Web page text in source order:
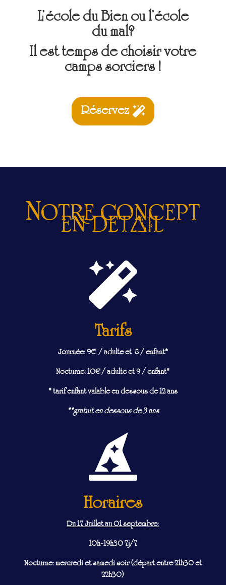
L’école du Bien ou l’école
dumal?
Il est temps de choisir votre
camps sorciers !
Réservez
Notre concept
en detail

Tarifs
Journée: 9€ / adulte et 8 / enfant*
Nocturne: 10€ / adulte et 9 / enfant*
* tarif enfant valable en dessous de 12 ans
**gratuit en dessous de 3 ans

Horaires
Du 17 Juillet au 01 septembre:
10h-19h30 7j/7
Nocturne: mercredi et samedi soir (départ entre 21h30 et
22h30)